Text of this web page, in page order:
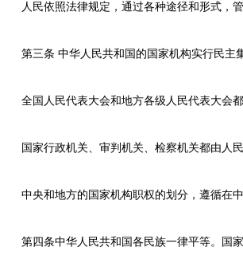
人民依照法律规定，通过各种途径和形式，管
第三条 中华人民共和国的国家机构实行民主集
全国人民代表大会和地方各级人民代表大会
国家行政机关、审判机关、检察机关都由人民
中央和地方的国家机构职权的划分，遵循在中
第四条中华人民共和国各民族一律平等。国家